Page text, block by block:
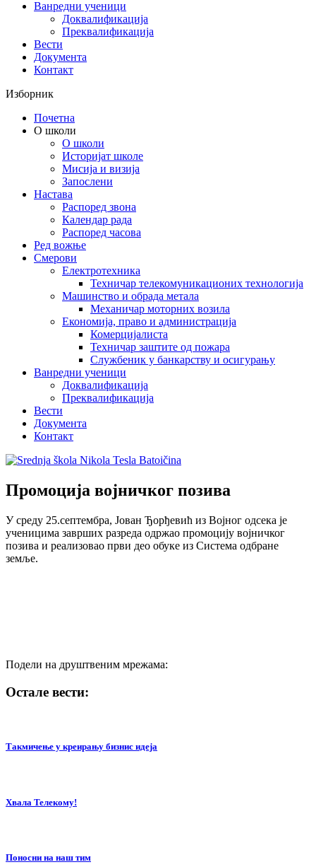
Ванредни ученици
Доквалификација
Преквалификација
Вести
Документа
Контакт
Изборник
Почетна
О школи
О школи
Историјат школе
Мисија и визија
Запослени
Настава
Распоред звона
Календар рада
Распоред часова
Ред вожње
Смерови
Електротехника
Техничар телекомуникационих технологија
Машинство и обрада метала
Механичар моторних возила
Економија, право и администрација
Комерцијалиста
Техничар заштите од пожара
Службеник у банкарству и осигурању
Ванредни ученици
Доквалификација
Преквалификација
Вести
Документа
Контакт
Промоција војничког позива
У среду 25.септембра, Јован Ђорђевић из Војног одсека је
ученицима заврших разреда одржао промоцију војничког
позива и реализовао први део обуке из Система одбране
земље.
Подели на друштвеним мрежама:
Остале вести:
Такмичење у креирању бизнис идеја
Хвала Телекому!
Поносни на наш тим